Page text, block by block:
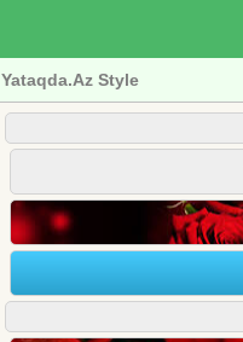
Yataqda.Az Style